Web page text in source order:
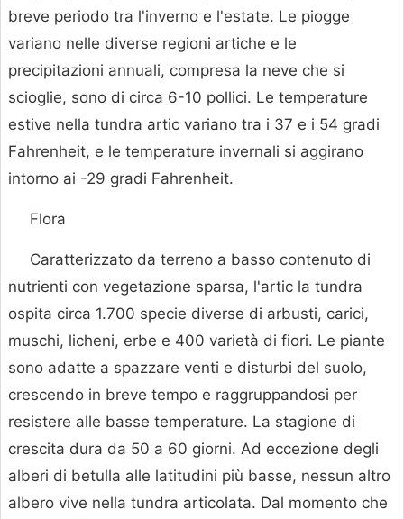
breve periodo tra l'inverno e l'estate. Le piogge
variano nelle diverse regioni artiche e le
precipitazioni annuali, compresa la neve che si
scioglie, sono di circa 6-10 pollici. Le temperature
estive nella tundra artic variano tra i 37 e i 54 gradi
Fahrenheit, e le temperature invernali si aggirano
intorno ai -29 gradi Fahrenheit.
Flora
Caratterizzato da terreno a basso contenuto di
nutrienti con vegetazione sparsa, l'artic la tundra
ospita circa 1.700 specie diverse di arbusti, carici,
muschi, licheni, erbe e 400 varietà di fiori. Le piante
sono adatte a spazzare venti e disturbi del suolo,
crescendo in breve tempo e raggruppandosi per
resistere alle basse temperature. La stagione di
crescita dura da 50 a 60 giorni. Ad eccezione degli
alberi di betulla alle latitudini più basse, nessun altro
albero vive nella tundra articolata. Dal momento che